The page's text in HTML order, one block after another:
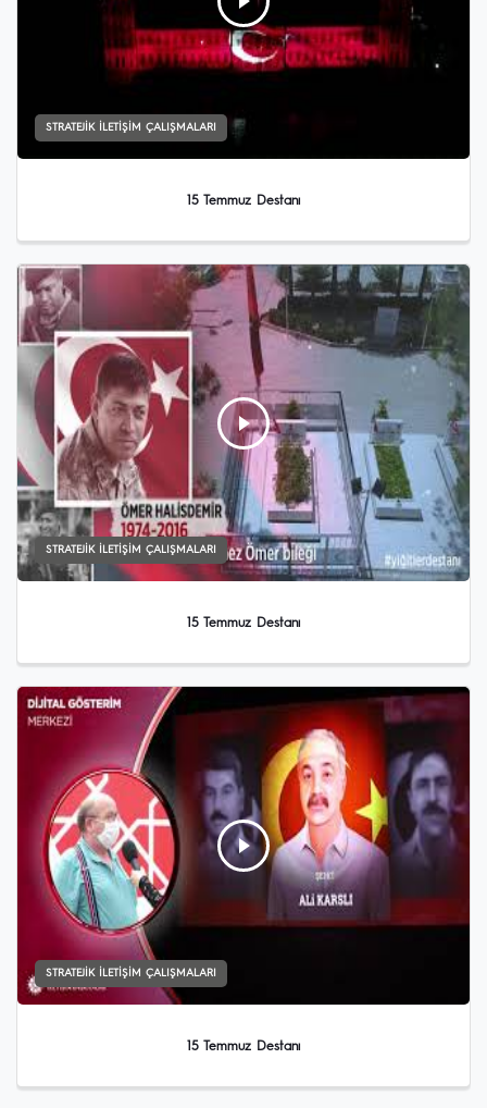
STRATEJIK İLETIŞIM ÇALIŞMALARI
15 Temmuz Destanı
STRATEJIK İLETIŞIM ÇALIŞMALARI
15 Temmuz Destanı
STRATEJIK İLETIŞIM ÇALIŞMALARI
15 Temmuz Destanı